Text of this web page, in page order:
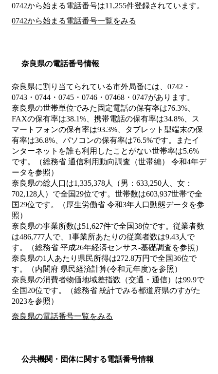
0742から始まる電話番号は11,255件登録されています。
0742から始まる電話番号一覧をみる
奈良県の電話番号情報
奈良県に割り当てられている市外局番には、0742・
0743・0744・0745・0746・07468・0747があります。
奈良県の世帯単位でみた固定電話の保有率は76.3%、
FAXの保有率は38.1%、携帯電話の保有率は34.8%、ス
マートフォンの保有率は93.3%、タブレット型端末の保
有率は36.8%、パソコンの保有率は76.5%です。またイ
ンターネットを誰も利用したことがない世帯率は5.6%
です。（総務省 通信利用動向調査（世帯編） 令和4年デ
ータを参照）
奈良県の総人口は1,335,378人（男：633,250人、女：
702,128人）で全国29位です。世帯数は603,937世帯で全
国29位です。（厚生労働省 令和3年人口動態データを参
照）
奈良県の事業所数は51,627件で全国38位です。従業者数
は486,777人で、1事業所あたりの従業者数は9.43人で
す。（総務省 平成26年経済センサス‐基礎調査を参照）
奈良県の1人あたり県民所得は272.8万円で全国36位で
す。（内閣府 県民経済計算(令和元年度)を参照）
奈良県の消費者物価地域差指数（交通・通信）は99.9で
全国20位です。（総務省 統計でみる都道府県のすがた
2023を参照）
奈良県の電話番号一覧をみる
公共機関・団体に関する電話番号情報